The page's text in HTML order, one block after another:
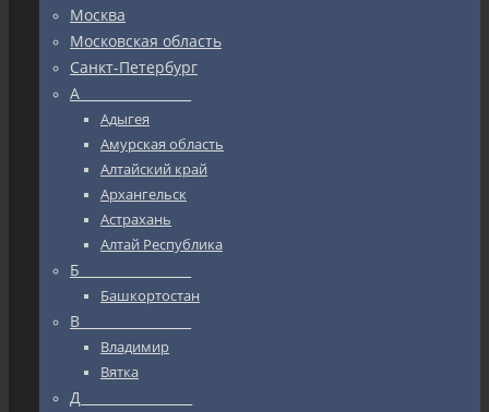
Москва
Московская область
Санкт-Петербург
А_________________
Адыгея
Амурская область
Алтайский край
Архангельск
Астрахань
Алтай Республика
Б_________________
Башкортостан
В_________________
Владимир
Вятка
Д_________________